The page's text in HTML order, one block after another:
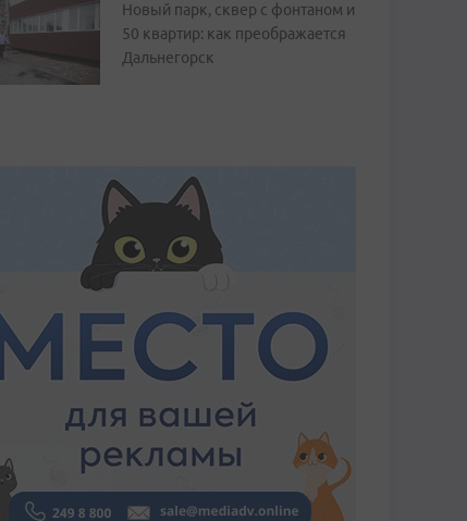
Новый парк, сквер с фонтаном и
50 квартир: как преображается
Дальнегорск